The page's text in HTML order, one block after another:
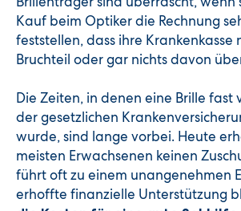
Kauf beim Optiker die Rechnung
feststellen, dass ihre Krankenkasse
Bruchteil oder gar nichts davon
Die Zeiten, in denen eine Brille fast
der gesetzlichen
wurde, sind lange vorbei. Heute
meisten Erwachsenen keinen
führt oft zu einem unangenehmen
erhoffte finanzielle Unterstützung